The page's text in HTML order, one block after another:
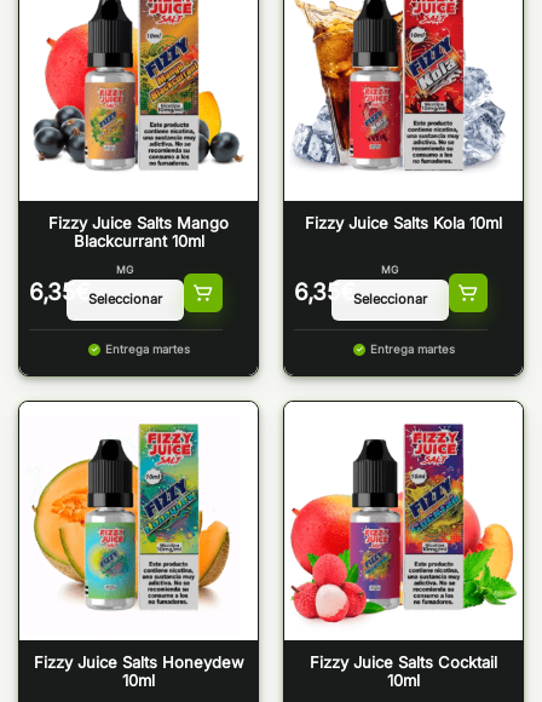
Fizzy Juice Salts Mango
Blackcurrant 10ml
6,35 €
MG
Entrega martes
Fizzy Juice Salts Kola 10ml
6,35 €
MG
Entrega martes
Fizzy Juice Salts Honeydew
10ml
Fizzy Juice Salts Cocktail
10ml